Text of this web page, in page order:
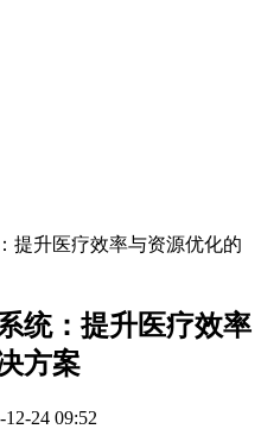
提升医疗效率与资源优化的
统：提升医疗效率
方案
24 09:52